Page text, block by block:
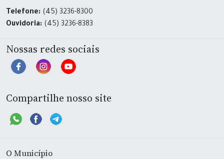
Telefone: (45) 3236-8300
Ouvidoria: (45) 3236-8383
Nossas redes sociais
Compartilhe nosso site
O Município